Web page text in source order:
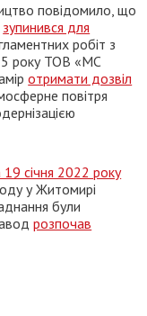
повідомило, що
зупинився для
робіт з
року ТОВ «МС
отримати дозвіл
повітря
19 січня 2022 року
у Житомирі
були
розпочав